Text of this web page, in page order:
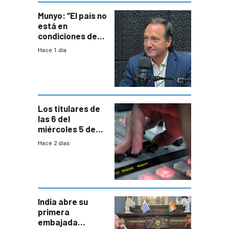
Munyo: “El país no
está en
condiciones de
enfrentar una
Hace 1 día
Los titulares de
las 6 del
miércoles 5 de
agosto de 2026
Hace 2 días
India abre su
primera
embajada